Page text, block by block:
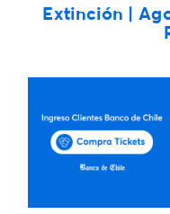
Extinción |